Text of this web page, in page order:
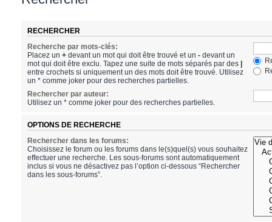
RECHERCHER
Recherche par mots-clés:
Placez un +devant un mot qui doit être trouvé et un -devant un
mot qui doit être exclu. Tapez une suite de mots séparés par des
entre crochets si uniquement un des mots doit être trouvé. Utilisez
un * comme joker pour des recherches partielles.
Rechercher par auteur:
Utilisez un * comme joker pour des recherches partielles.
OPTIONS DE RECHERCHE
Rechercher dans les forums:
Choisissez le forum ou les forums dans le(s)quel(s) vous souhaitez
effectuer une recherche. Les sous-forums sont automatiquement
inclus si vous ne désactivez pas l’option ci-dessous “Rechercher
dans les sous-forums”.